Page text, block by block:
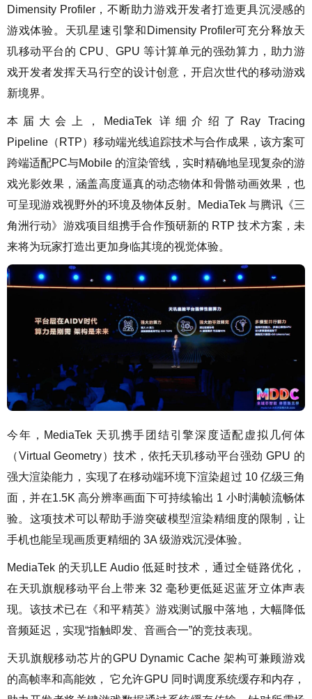
Dimensity Profiler，不断助力游戏开发者打造更具沉浸感的
游戏体验。天玑星速引擎和Dimensity Profiler可充分释放天
玑移动平台的 CPU、GPU 等计算单元的强劲算力，助力游
戏开发者发挥天马行空的设计创意，开启次世代的移动游戏
新境界。
本届大会上，MediaTek 详细介绍了Ray Tracing
Pipeline（RTP）移动端光线追踪技术与合作成果，该方案可
跨端适配PC与Mobile 的渲染管线，实时精确地呈现复杂的游
戏光影效果，涵盖高度逼真的动态物体和骨骼动画效果，也
可呈现游戏视野外的环境及物体反射。MediaTek 与腾讯《三
角洲行动》游戏项目组携手合作预研新的 RTP 技术方案，未
来将为玩家打造出更加身临其境的视觉体验。
今年，MediaTek 天玑携手团结引擎深度适配虚拟几何体
（Virtual Geometry）技术，依托天玑移动平台强劲 GPU 的
强大渲染能力，实现了在移动端环境下渲染超过 10 亿级三角
面，并在1.5K 高分辨率画面下可持续输出 1 小时满帧流畅体
验。这项技术可以帮助手游突破模型渲染精细度的限制，让
手机也能呈现画质更精细的 3A 级游戏沉浸体验。
MediaTek 的天玑LE Audio 低延时技术，通过全链路优化，
在天玑旗舰移动平台上带来 32 毫秒更低延迟蓝牙立体声表
现。该技术已在《和平精英》游戏测试服中落地，大幅降低
音频延迟，实现“指触即发、音画合一”的竞技表现。
天玑旗舰移动芯片的GPU Dynamic Cache 架构可兼顾游戏
的高帧率和高能效， 它允许GPU 同时调度系统缓存和内存，